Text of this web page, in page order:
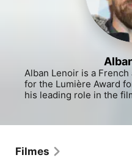
Alban Lenoir is a
for the Lumière Award
his leading role in the
Filmes